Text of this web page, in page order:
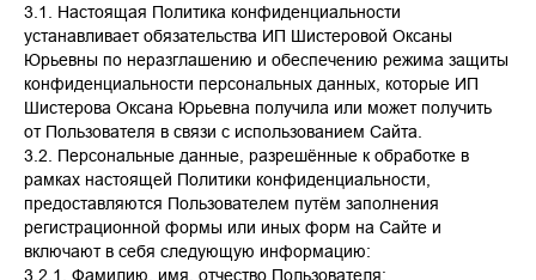
3.1. Настоящая Политика конфиденциальности
устанавливает обязательства ИП Шистеровой Оксаны
Юрьевны по неразглашению и обеспечению режима защиты
конфиденциальности персональных данных, которые ИП
Шистерова Оксана Юрьевна получила или может получить
от Пользователя в связи с использованием Сайта.
3.2. Персональные данные, разрешённые к обработке в
рамках настоящей Политики конфиденциальности,
предоставляются Пользователем путём заполнения
регистрационной формы или иных форм на Сайте и
включают в себя следующую информацию:
3.2.1. Фамилию, имя, отчество Пользователя;